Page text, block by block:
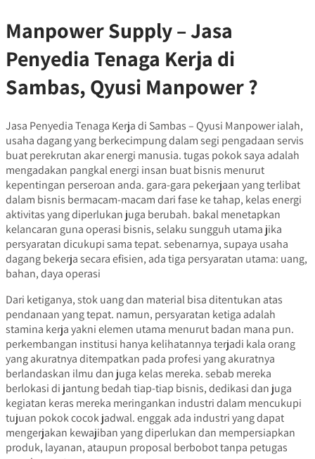
Manpower Supply – Jasa
Penyedia Tenaga Kerja di
Sambas, Qyusi Manpower ?
Jasa Penyedia Tenaga Kerja di Sambas – Qyusi Manpower ialah,
usaha dagang yang berkecimpung dalam segi pengadaan servis
buat perekrutan akar energi manusia. tugas pokok saya adalah
mengadakan pangkal energi insan buat bisnis menurut
kepentingan perseroan anda. gara-gara pekerjaan yang terlibat
dalam bisnis bermacam-macam dari fase ke tahap, kelas energi
aktivitas yang diperlukan juga berubah. bakal menetapkan
kelancaran guna operasi bisnis, selaku sungguh utama jika
persyaratan dicukupi sama tepat. sebenarnya, supaya usaha
dagang bekerja secara efisien, ada tiga persyaratan utama: uang,
bahan, daya operasi
Dari ketiganya, stok uang dan material bisa ditentukan atas
pendanaan yang tepat. namun, persyaratan ketiga adalah
stamina kerja yakni elemen utama menurut badan mana pun.
perkembangan institusi hanya kelihatannya terjadi kala orang
yang akuratnya ditempatkan pada profesi yang akuratnya
berlandaskan ilmu dan juga kelas mereka. sebab mereka
berlokasi di jantung bedah tiap-tiap bisnis, dedikasi dan juga
kegiatan keras mereka meringankan industri dalam mencukupi
tujuan pokok cocok jadwal. enggak ada industri yang dapat
mengerjakan kewajiban yang diperlukan dan mempersiapkan
produk, layanan, ataupun proposal berbobot tanpa petugas